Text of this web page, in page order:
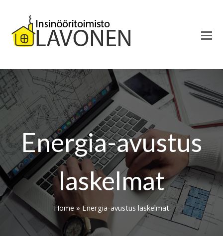
Energia-avustus
laskelmat
Home » Energia-avustus laskelmat